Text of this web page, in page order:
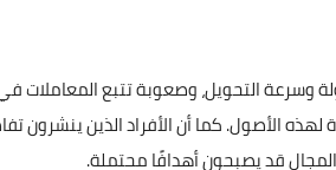
وسرعة التحويل، وصعوبة تتبع المعاملات
لهذه الأصول. كما أن الأفراد الذين ينشرون
قد يصبحون أهدافًا محتملة.